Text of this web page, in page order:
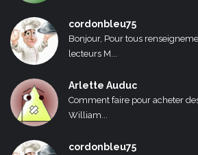
cordonbleu75
Bonjour, Pour tous
lecteurs M...
Arlette Auduc
Comment faire pour acheter
William...
cordonbleu75